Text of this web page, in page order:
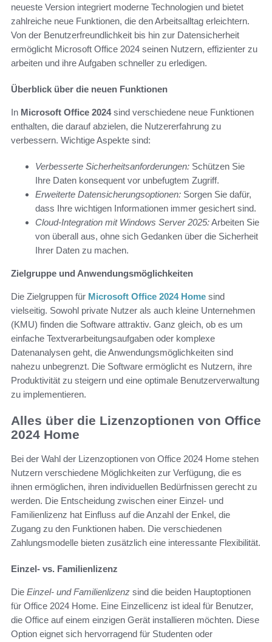
neueste Version integriert moderne Technologien und bietet
zahlreiche neue Funktionen, die den Arbeitsalltag erleichtern.
Von der Benutzerfreundlichkeit bis hin zur Datensicherheit
ermöglicht Microsoft Office 2024 seinen Nutzern, effizienter zu
arbeiten und ihre Aufgaben schneller zu erledigen.
Überblick über die neuen Funktionen
In Microsoft Office 2024sind verschiedene neue Funktionen
enthalten, die darauf abzielen, die Nutzererfahrung zu
verbessern. Wichtige Aspekte sind:
Verbesserte Sicherheitsanforderungen: Schützen Sie
Ihre Daten konsequent vor unbefugtem Zugriff.
Erweiterte Datensicherungsoptionen: Sorgen Sie dafür,
dass Ihre wichtigen Informationen immer gesichert sind.
Cloud-Integration mit Windows Server 2025:Arbeiten Sie
von überall aus, ohne sich Gedanken über die Sicherheit
Ihrer Daten zu machen.
Zielgruppe und Anwendungsmöglichkeiten
Die Zielgruppen für Microsoft Office 2024 Home sind
vielseitig. Sowohl private Nutzer als auch kleine Unternehmen
(KMU) finden die Software attraktiv. Ganz gleich, ob es um
einfache Textverarbeitungsaufgaben oder komplexe
Datenanalysen geht, die Anwendungsmöglichkeiten sind
nahezu unbegrenzt. Die Software ermöglicht es Nutzern, ihre
Produktivität zu steigern und eine optimale Benutzerverwaltung
zu implementieren.
Alles über die Lizenzoptionen von Office
2024 Home
Bei der Wahl der Lizenzoptionen von Office 2024 Home stehen
Nutzern verschiedene Möglichkeiten zur Verfügung, die es
ihnen ermöglichen, ihren individuellen Bedürfnissen gerecht zu
werden. Die Entscheidung zwischen einer Einzel- und
Familienlizenz hat Einfluss auf die Anzahl der Enkel, die
Zugang zu den Funktionen haben. Die verschiedenen
Zahlungsmodelle bieten zusätzlich eine interessante Flexibilität.
Einzel- vs. Familienlizenz
Die Einzel- und Familienlizenz sind die beiden Hauptoptionen
für Office 2024 Home. Eine Einzellicenz ist ideal für Benutzer,
die Office auf einem einzigen Gerät installieren möchten. Diese
Option eignet sich hervorragend für Studenten oder